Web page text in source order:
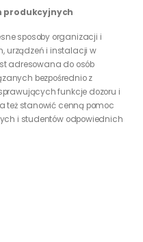
produkcyjnych
sposoby organizacji i
urządzeń i instalacji w
adresowana do osób
bezpośrednio z
funkcje dozoru i
też stanowić cenną pomoc
i studentów odpowiednich